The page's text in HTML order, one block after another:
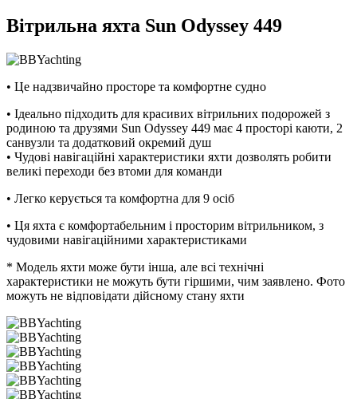
Вітрильна яхта Sun Odyssey 449
• Це надзвичайно просторе та комфортне судно
• Ідеально підходить для красивих вітрильних подорожей з
родиною та друзями Sun Odyssey 449 має 4 просторі каюти, 2
санвузли та додатковий окремий душ
• Чудові навігаційні характеристики яхти дозволять робити
великі переходи без втоми для команди
• Легко керується та комфортна для 9 осіб
• Ця яхта є комфортабельним і просторим вітрильником, з
чудовими навігаційними характеристиками
* Модель яхти може бути інша, але всі технічні
характеристики не можуть бути гіршими, чим заявлено. Фото
можуть не відповідати дійсному стану яхти